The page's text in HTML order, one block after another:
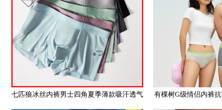
七匹狼冰丝内裤男士四角夏季薄款吸汗透气
有棵树G级情侣内裤